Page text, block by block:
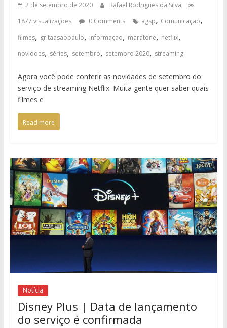
2 de setembro de 2020
Rafael Rodrigues da Silva
1877 visualizações
0 Comments agsp, Comunicação,
filmes, gritaasaopaulo, informaçao, maratone, netflix,
noviddes, séries, setembro, setembro 2020, streaming
Agora você pode conferir as novidades de setembro do
serviço de streaming Netflix. Muita gente quer saber quais
filmes e
Read more
Notícia
Disney Plus | Data de lançamento
do serviço é confirmada